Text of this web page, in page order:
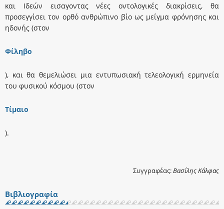
και Ιδεών εισαγοντας νέες οντολογικές διακρίσεις, θα
προσεγγίσει τον ορθό ανθρώπινο βίο ως μείγμα φρόνησης και
ηδονής (στον
Φίληβο
), και θα θεμελιώσει μια εντυπωσιακή τελεολογική ερμηνεία
του φυσικού κόσμου (στον
Τίμαιο
).
Συγγραφέας:Βασίλης Κάλφας
Βιβλιογραφία